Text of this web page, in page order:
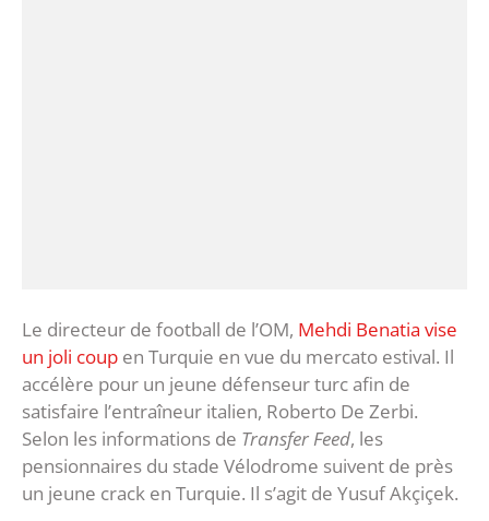
Le directeur de football de l’OM, Mehdi Benatia vise
un joli coup en Turquie en vue du mercato estival. Il
accélère pour un jeune défenseur turc afin de
satisfaire l’entraîneur italien, Roberto De Zerbi.
Selon les informations de Transfer Feed, les
pensionnaires du stade Vélodrome suivent de près
un jeune crack en Turquie. Il s’agit de Yusuf Akçiçek.